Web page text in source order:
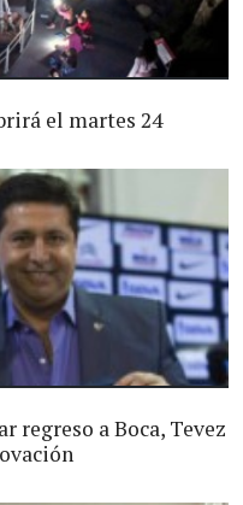
el martes 24
regreso a Boca, Tevez